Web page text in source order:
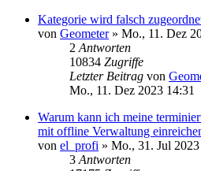
Kategorie wird falsch
von Geometer» Mo., 11. Dez
2 Antworten
10834 Zugriffe
Letzter Beitrag von
Mo., 11. Dez 2023 14:31
Warum kann ich meine
mit offline Verwaltung
von el_profi » Mo., 31. Jul 2023
3 Antworten